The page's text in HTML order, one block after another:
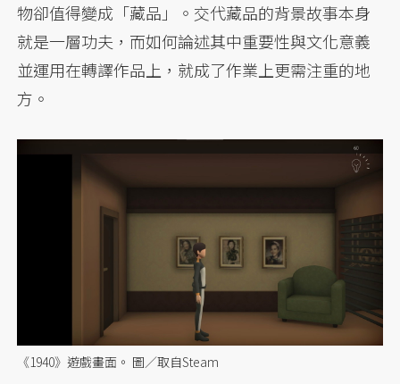
物卻值得變成「藏品」。交代藏品的背景故事本身
就是一層功夫，而如何論述其中重要性與文化意義
並運用在轉譯作品上，就成了作業上更需注重的地
方。
《1940》遊戲畫面。 圖／取自Steam